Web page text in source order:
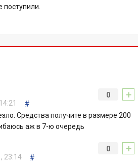
поступили.
+
0
#
Средства получите в размере 200
аж в 7-ю очередь
+
0
23:14
#